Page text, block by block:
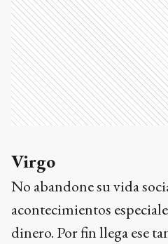
Virgo
No abandone su vida
acontecimientos
dinero. Por fin llega ese